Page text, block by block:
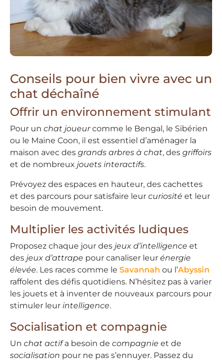
Conseils pour bien vivre avec un
chat déchaîné
Offrir un environnement stimulant
Pour un chat joueurcomme le Bengal, le Sibérien
ou le Maine Coon, il est essentiel d’aménager la
maison avec des grands arbres à chat, des griffoirs
et de nombreux jouets interactifs.
Prévoyez des espaces en hauteur, des cachettes
et des parcours pour satisfaire leur curiosité et leur
besoin de mouvement.
Multiplier les activités ludiques
Proposez chaque jour des jeux d’intelligence et
des jeux d’attrape pour canaliser leur énergie
élevée. Les races comme le Savannah ou l’Abyssin
raffolent des défis quotidiens. N’hésitez pas à varier
les jouets et à inventer de nouveaux parcours pour
stimuler leur intelligence.
Socialisation et compagnie
Un chat actifa besoin de compagnie et de
socialisation pour ne pas s’ennuyer. Passez du